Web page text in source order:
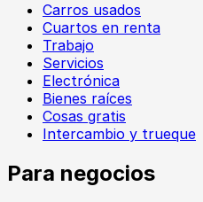
Carros usados
Cuartos en renta
Trabajo
Servicios
Electrónica
Bienes raíces
Cosas gratis
Intercambio y trueque
Para negocios